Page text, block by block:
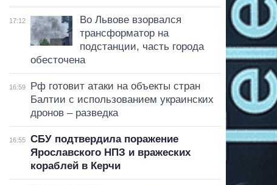
17:12
Во Львове взорвался
трансформатор на
подстанции, часть города
обесточена
16:59
Рф готовит атаки на объекты стран
Балтии с использованием украинских
дронов – разведка
16:55
СБУ подтвердила поражение
Ярославского НПЗ и вражеских
кораблей в Керчи